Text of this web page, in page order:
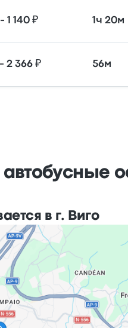
1 140 ₽ 1ч 20м
2 366 ₽ 56м
в г. Виго